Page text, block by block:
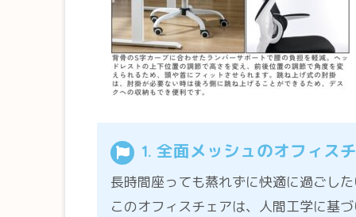
1. 全面メッシュのオフィス
長時間座っても蒸れずに快適に過ごし
このオフィスチェアは、人間工学に基